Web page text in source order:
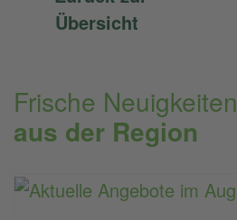
Übersicht
Frische Neuigkeiten
aus der Region